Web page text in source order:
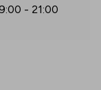
- 21:00